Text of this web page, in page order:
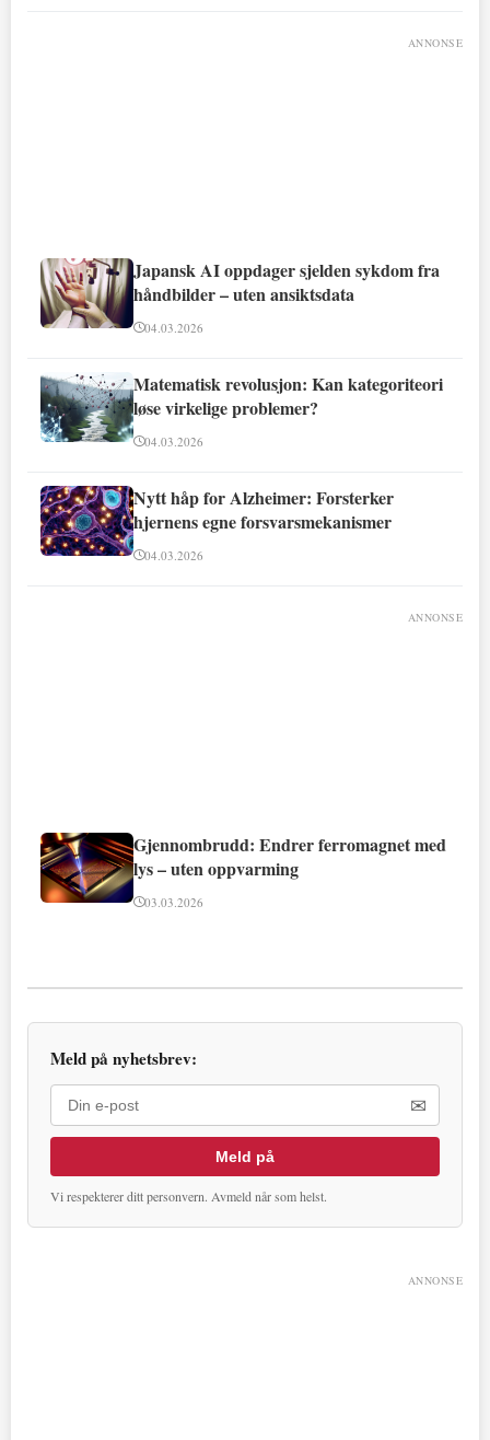
ANNONSE
Japansk AI oppdager sjelden sykdom fra
håndbilder – uten ansiktsdata
04.03.2026
Matematisk revolusjon: Kan kategoriteori
løse virkelige problemer?
04.03.2026
Nytt håp for Alzheimer: Forsterker
hjernens egne forsvarsmekanismer
04.03.2026
ANNONSE
Gjennombrudd: Endrer ferromagnet med
lys – uten oppvarming
03.03.2026
Meld på nyhetsbrev:
✉
Meld på
Vi respekterer ditt personvern. Avmeld når som helst.
ANNONSE